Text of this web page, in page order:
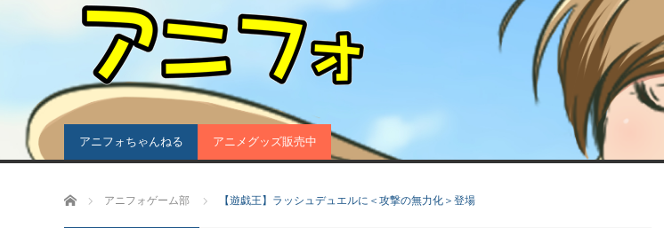
アニフォちゃんねる アニメグッズ販売中
ホーム アニフォゲーム部 【遊戯王】ラッシュデュエルに＜攻撃の無力化＞登場